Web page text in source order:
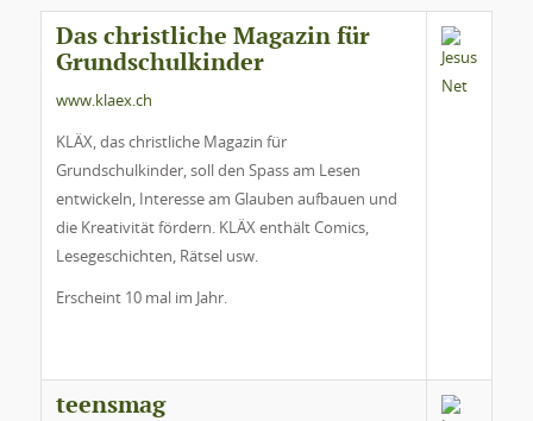
Das christliche Magazin für
Grundschulkinder
www.klaex.ch
KLÄX, das christliche Magazin für
Grundschulkinder, soll den Spass am Lesen
entwickeln, Interesse am Glauben aufbauen und
die Kreativität fördern. KLÄX enthält Comics,
Lesegeschichten, Rätsel usw.
Erscheint 10 mal im Jahr.
teensmag